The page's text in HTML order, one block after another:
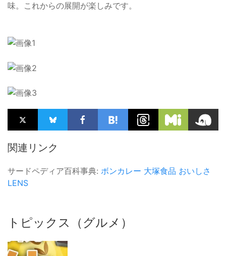
味。これからの展開が楽しみです。
関連リンク
サードペディア百科事典: ボンカレー 大塚食品 おいしさ
LENS
トピックス（グルメ）